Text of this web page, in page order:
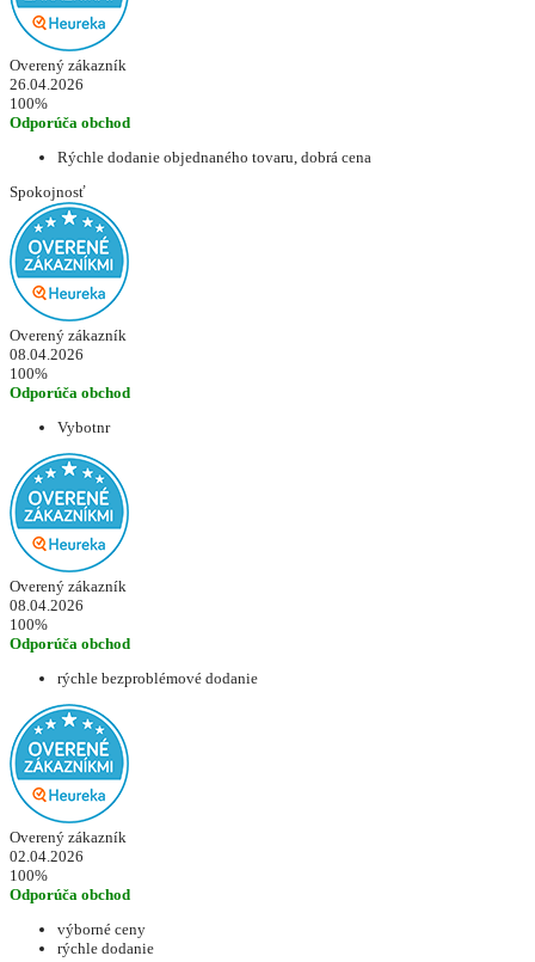
Overený zákazník
26.04.2026
100%
Odporúča obchod
Rýchle dodanie objednaného tovaru, dobrá cena
Spokojnosť
Overený zákazník
08.04.2026
100%
Odporúča obchod
Vybotnr
Overený zákazník
08.04.2026
100%
Odporúča obchod
rýchle bezproblémové dodanie
Overený zákazník
02.04.2026
100%
Odporúča obchod
výborné ceny
rýchle dodanie